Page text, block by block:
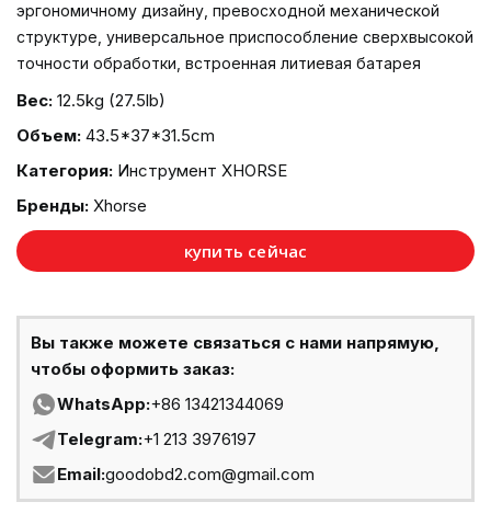
эргономичному дизайну, превосходной механической
структуре, универсальное приспособление сверхвысокой
точности обработки, встроенная литиевая батарея
Вес: 12.5kg (27.5lb)
Объем: 43.5*37*31.5cm
Категория: Инструмент XHORSE
Бренды: Xhorse
купить сейчас
Вы также можете связаться с нами напрямую,
чтобы оформить заказ:
WhatsApp:+86 13421344069
Telegram:+1 213 3976197
Email:goodobd2.com@gmail.com